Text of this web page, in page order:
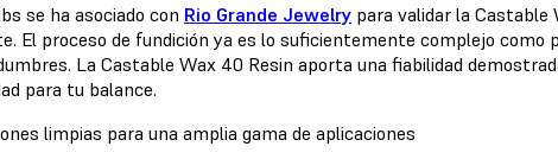
se ha asociado con Rio Grande Jewelry para validar la Castable
El proceso de fundición ya es lo suficientemente complejo como
La Castable Wax 40 Resin aporta una fiabilidad
para tu balance.
limpias para una amplia gama de aplicaciones